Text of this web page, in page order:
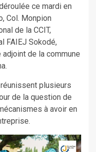
ce mardi en
Col. Monpion
de la CCIT,
FAIEJ Sokodé,
de la commune
plusieurs
de la question de
à avoir en